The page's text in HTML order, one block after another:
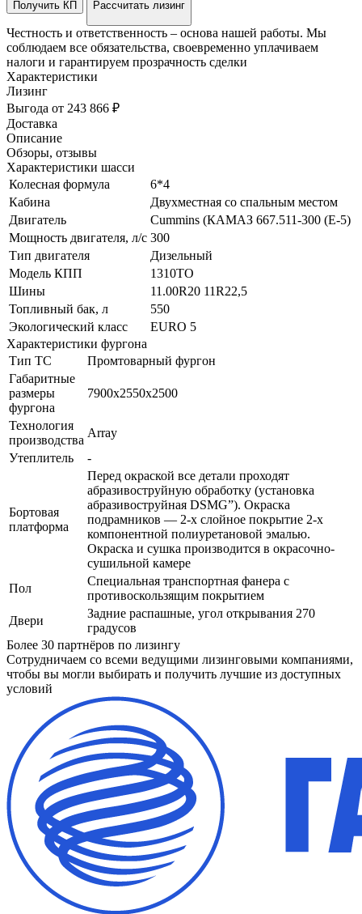
Получить КП Рассчитать лизинг
Честность и ответственность – основа нашей работы. Мы
соблюдаем все обязательства, своевременно уплачиваем
налоги и гарантируем прозрачность сделки
Характеристики
Лизинг
Выгода от 243 866 ₽
Доставка
Описание
Обзоры, отзывы
Характеристики шасси
Колесная формула
6*4
Кабина
Двухместная со спальным местом
Двигатель
Cummins (КАМАЗ 667.511-300 (Е-5)
Мощность двигателя, л/с 300
Тип двигателя
Дизельный
Модель КПП
1310TO
Шины
11.00R20 11R22,5
Топливный бак, л
550
Экологический класс
EURO 5
Характеристики фургона
Тип ТС
Промтоварный фургон
Габаритные
размеры
фургона
7900х2550х2500
Технология
производства
Array
Утеплитель
-
Бортовая
платформа
Перед окраской все детали проходят
абразивоструйную обработку (установка
абразивоструйная DSMG”). Окраска
подрамников — 2-х слойное покрытие 2-х
компонентной полиуретановой эмалью.
Окраска и сушка производится в окрасочно-
сушильной камере
Пол
Специальная транспортная фанера с
противоскользящим покрытием
Двери
Задние распашные, угол открывания 270
градусов
Более 30 партнёров по лизингу
Сотрудничаем со всеми ведущими лизинговыми компаниями,
чтобы вы могли выбирать и получить лучшие из доступных
условий